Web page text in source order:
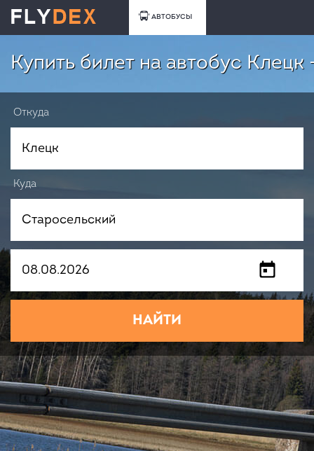
АВТОБУСЫ
Купить билет на автобус
Откуда
Куда
НАЙТИ